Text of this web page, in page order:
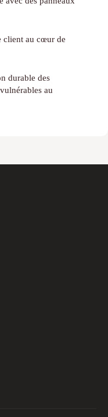
client au cœur de
durable des
au